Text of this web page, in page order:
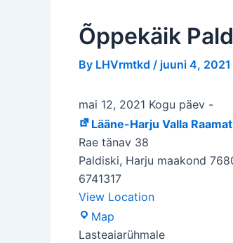
Õppekäik
By LHVrmtkd / juuni 4, 2021
mai 12, 2021 Kogu päev -
Lääne-Harju Valla
Rae tänav 38
Paldiski, Harju maakond
6741317
View Location
Map
Harju
Lasteaiarühmale